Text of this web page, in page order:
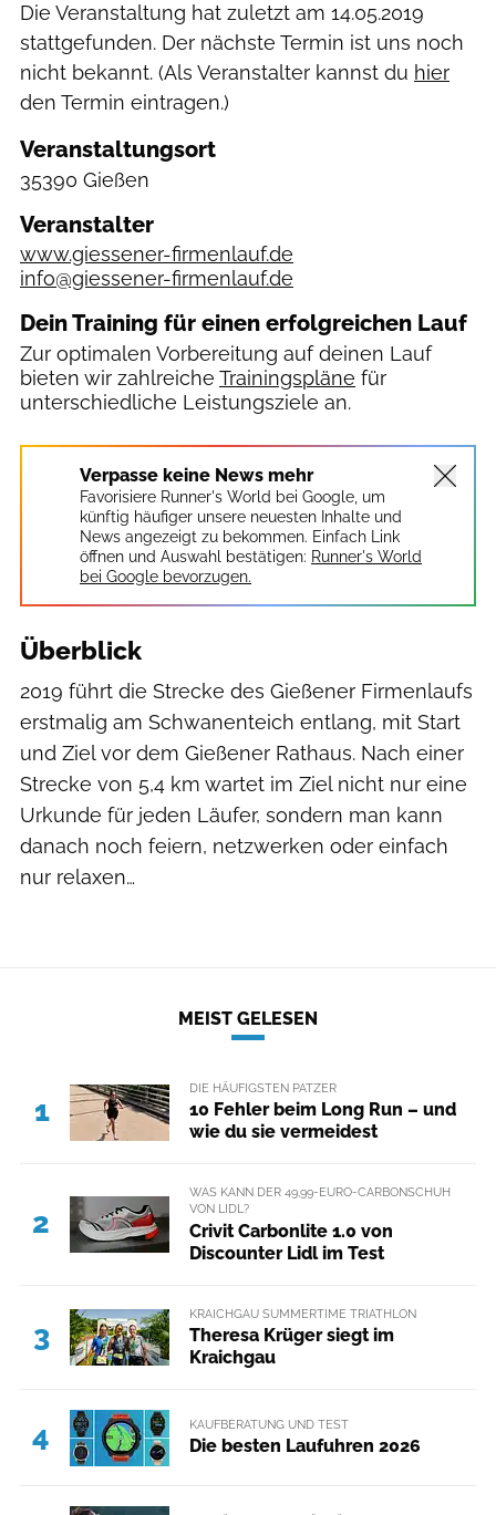
Die Veranstaltung hat zuletzt am 14.05.2019
stattgefunden. Der nächste Termin ist uns noch
nicht bekannt. (Als Veranstalter kannst du hier
den Termin eintragen.)
Veranstaltungsort
35390 Gießen
Veranstalter
www.giessener-firmenlauf.de
info@giessener-firmenlauf.de
Dein Training für einen erfolgreichen Lauf
Zur optimalen Vorbereitung auf deinen Lauf
bieten wir zahlreiche Trainingspläne für
unterschiedliche Leistungsziele an.
Verpasse keine News mehr
Favorisiere Runner's World bei Google, um
künftig häufiger unsere neuesten Inhalte und
News angezeigt zu bekommen. Einfach Link
öffnen und Auswahl bestätigen: Runner's World
bei Google bevorzugen.
Überblick
2019 führt die Strecke des Gießener Firmenlaufs
erstmalig am Schwanenteich entlang, mit Start
und Ziel vor dem Gießener Rathaus. Nach einer
Strecke von 5,4 km wartet im Ziel nicht nur eine
Urkunde für jeden Läufer, sondern man kann
danach noch feiern, netzwerken oder einfach
nur relaxen…
MEIST GELESEN
1
DIE HÄUFIGSTEN PATZER
10 Fehler beim Long Run – und
wie du sie vermeidest
2
WAS KANN DER 49,99-EURO-CARBONSCHUH
VON LIDL?
Crivit Carbonlite 1.0 von
Discounter Lidl im Test
3
KRAICHGAU SUMMERTIME TRIATHLON
Theresa Krüger siegt im
Kraichgau
4 KAUFBERATUNG UND TEST
Die besten Laufuhren 2026